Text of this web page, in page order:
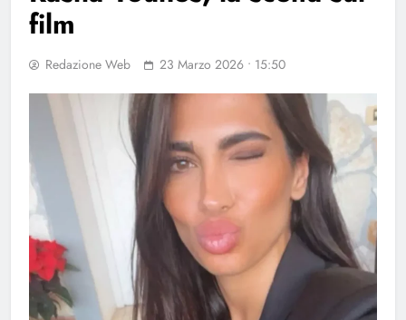
film
Redazione Web 23 Marzo 2026 • 15:50